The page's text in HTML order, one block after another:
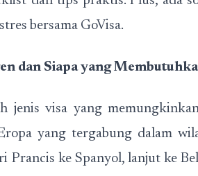
bersama GoVisa.
dan Siapa yang
jenis visa yang
yang tergabung dalam
Prancis ke Spanyol, lanjut ke